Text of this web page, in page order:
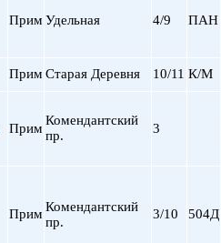
Прим Удельная 4/9 ПАН
Прим Старая Деревня 10/11 К/М
Прим
Комендантский
пр.
3
Прим Комендантский
пр.
3/10 504Д